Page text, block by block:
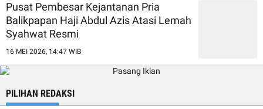
Pusat Pembesar Kejantanan Pria
Balikpapan Haji Abdul Azis Atasi Lemah
Syahwat Resmi
16 MEI 2026, 14:47 WIB
PILIHAN REDAKSI